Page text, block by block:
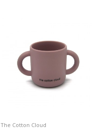
The Cotton Cloud